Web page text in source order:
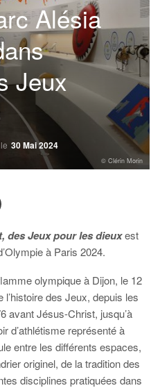
Alésia
Jeux
le 30 Mai 2024
© Clérin Morin
des Jeux pour les dieuxest
à Paris 2024.
olympique à Dijon, le 12
des Jeux, depuis les
avant Jésus-Christ, jusqu’à
d’athlétisme représenté à
entre les différents espaces,
originel, de la tradition des
disciplines pratiquées dans